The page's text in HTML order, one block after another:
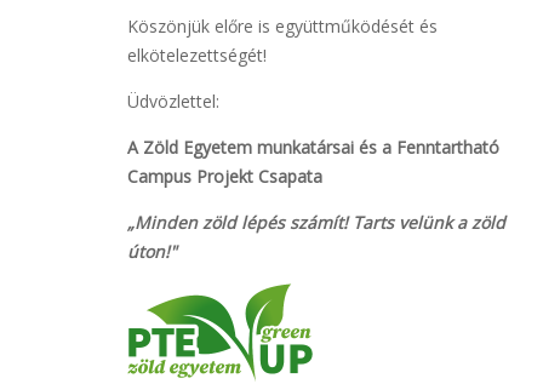
Köszönjük előre is együttműködését és
elkötelezettségét!
Üdvözlettel:
A Zöld Egyetem munkatársai és a Fenntartható
Campus Projekt Csapata
„Minden zöld lépés számít! Tarts velünk a zöld
úton!"